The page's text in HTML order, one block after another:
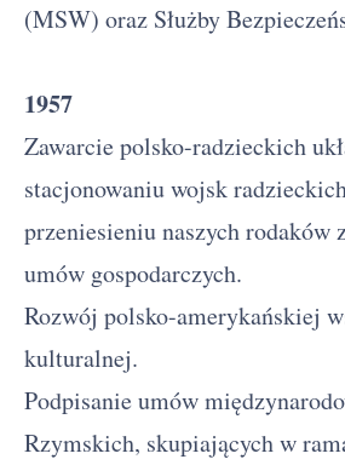
(MSW) oraz Służby
1957
Zawarcie polsko-radzieckich
stacjonowaniu wojsk
przeniesieniu naszych rodaków
umów gospodarczych.
Rozwój polsko-amerykańskiej
kulturalnej.
Podpisanie umów
Rzymskich, skupiających w